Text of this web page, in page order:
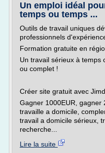
Un emploi idéal
temps ou temps ...
Outils de travail uniques
professionnels
Formation gratuite en
Un travail sérieux à
ou complet !
Créer site gratuit avec
Gagner 1000EUR, gagner
travaille a domicile,
travail a domicile sérieux,
recherche...
Lire la suite